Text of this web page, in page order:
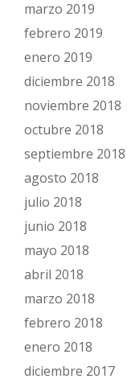
marzo 2019
febrero 2019
enero 2019
diciembre 2018
noviembre 2018
octubre 2018
septiembre 2018
agosto 2018
julio 2018
junio 2018
mayo 2018
abril 2018
marzo 2018
febrero 2018
enero 2018
diciembre 2017